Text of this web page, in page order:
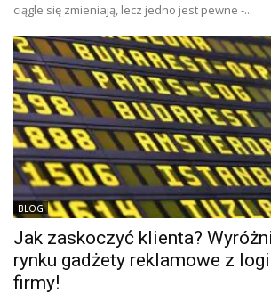
ciągle się zmieniają, lecz jedno jest pewne -...
BLOG
Jak zaskoczyć klienta?
rynku gadżety reklamowe z
firmy!